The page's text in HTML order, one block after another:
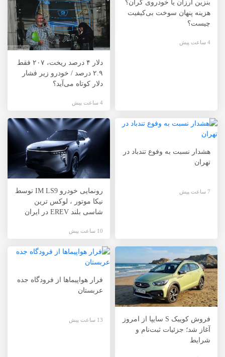
بنزین ارزان یا خودروی گران؟
هزینه پنهان سوخت بی‌کیفیت
چیست؟
4 ساعت پیش
دلار ۴ درصد ریخت، ۲۰۷ فقط
۲.۹ درصد / خودرو زیر فشار
دلار کوتاه می‌آید؟
4 ساعت پیش
هشدار نسبت به وفوع تندباد در
تهران
7 ساعت پیش
رونمایی خودرو IM LS9 توسط
نیکا موتور ، لوکس ترین
شاسی بلند EREV در ایران
10 ساعت پیش
فروش کوییک S سایپا از امروز
آغاز شد؛ جزئیات ثبت‌نام و
شرایط
فرار هواپیماها از فرودگاه جده
عربستان
13 ساعت پیش